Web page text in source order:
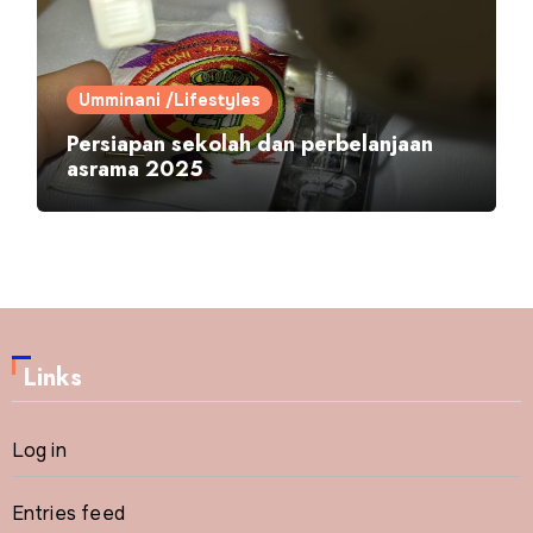
Umminani /Lifestyles
Persiapan sekolah dan perbelanjaan
asrama 2025
Links
Log in
Entries feed